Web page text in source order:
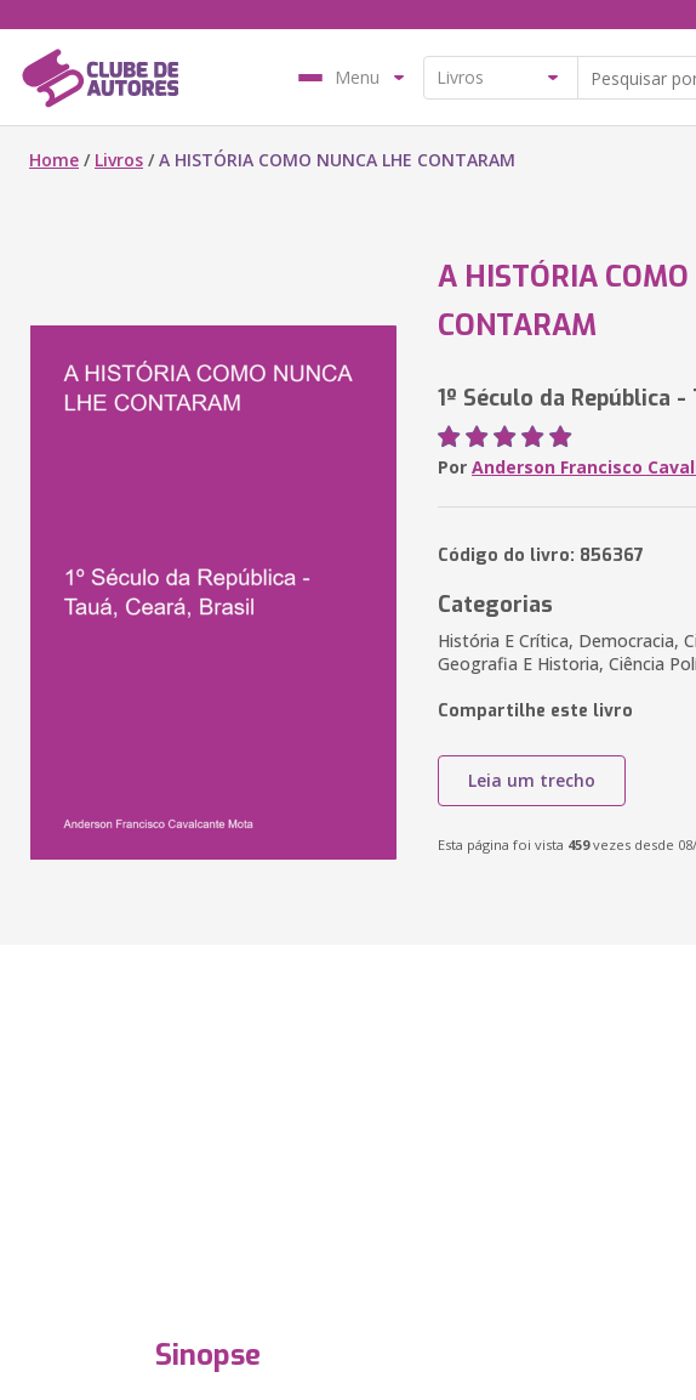
Menu
Home / Livros /A HISTÓRIA COMO NUNCA LHE CONTARAM
A HISTÓRIA
CONTARAM
1º Século da República
Por Anderson Francisco
Código do livro: 856367
Categorias
História E Crítica, Democracia,
Geografia E Historia, Ciência
Compartilhe este livro
Leia um trecho
Esta página foi vista 459vezes desde
Sinopse